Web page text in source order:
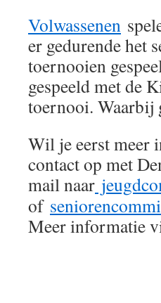
Volwassenen
er gedurende het
toernooien
gespeeld met de
toernooi. Waarbij
Wil je eerst meer
contact op met
mail naar
of
Meer informatie